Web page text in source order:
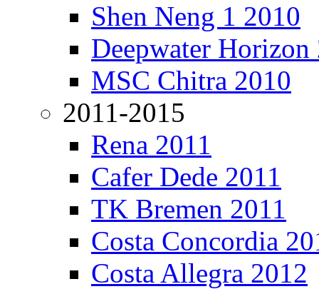
Shen Neng 1 2010
Deepwater Horizon
MSC Chitra 2010
2011-2015
Rena 2011
Cafer Dede 2011
TK Bremen 2011
Costa Concordia
Costa Allegra 2012